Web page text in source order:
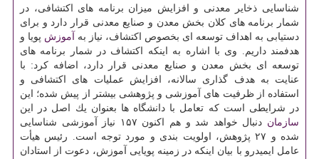
شناسایی ذخایر معدنی و افزایش میزان برنامه های اكتشافی، در
شمار برنامه های كلان بخش معدن و صنایع معدنی قرار دارد و برای
دستیابی به اهداف توسعه ای بخصوص اكتشاف، نیاز به
آموزش پویا و
هدفمند داریم. وی با اشاره به اینكه اكتشاف در شمار برنامه های
توسعه ای بخش معدن و صنایع معدنی قرار دارد، اضافه كرد: با
عنایت به هدف گذاری سالانه، افزایش عملیات های اكتشافی و
استفاده از ظرفیت های آموزشی و پژوهشی بیشتر از پیش شده؛ این
در شرایطی است كه تعامل با دانشگاه ها بعنوان یك اصل در این
سازمان
دنبال خواهد شد و هم اكنون ۱۵۷ نیاز آموزشی شناسایی
شده و ۲۷ پژوهش، اولویت بندی و مورد توجه است. رئیس هیأت
عامل ایمیدرو با بیان اینكه در زمینه پویایی آموزش، دعوت از استادان